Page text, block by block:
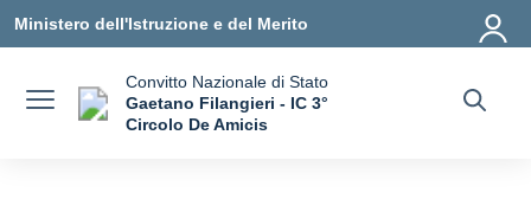
Ministero dell'Istruzione e del Merito
Convitto Nazionale di Stato
Gaetano Filangieri - IC 3°
Circolo De Amicis